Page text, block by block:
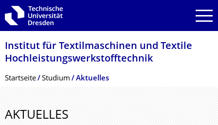
Zur Hauptnavigation springen
Zur Suche springen
Zum Inhalt springen
Institut für Textilmaschinen und Textile
Hochleistungswerk­stofftechnik
Breadcrumb-Menü
Startseite Studium Aktuelles
AKTUELLES